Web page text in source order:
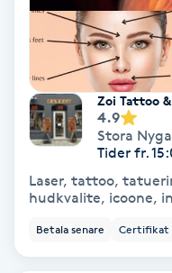
Tuina-massage
Taktil massage
Tandblekning
Tandläkare
Zoi Tattoo
4.9
Stora
Tider fr.
Laser, tattoo,
hudkvalite, icoone,
Betala senare Certifikat